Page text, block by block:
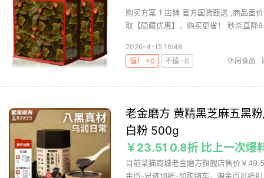
购买方案 1 店铺 官方国货甄选 ,商品面
取【隐藏优惠】，购买更省！ 秒杀直降
2026-4-15 16:48
值！ +0
不值 -0 休闲食品
老金磨方 黄精黑芝麻五黑
白粉 500g
￥23.51 0.8折 比上一次爆
目前某猫商城老金磨方旗舰店售价￥
金币-足迹加抵-加购物车，淘金币可抵